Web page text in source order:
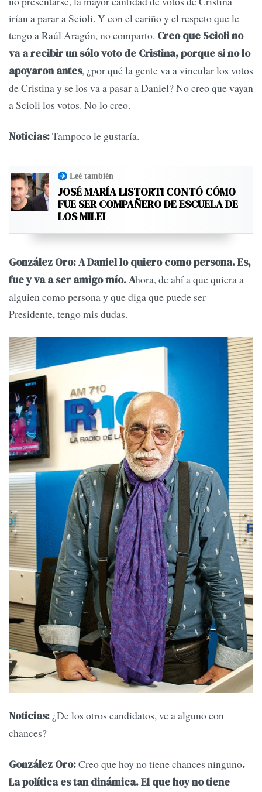
irían a parar a Scioli. Y con el cariño y el respeto que le
tengo a Raúl Aragón, no comparto. Creo que Scioli no
va a recibir un sólo voto de Cristina, porque si no lo
apoyaron antes, ¿por qué la gente va a vincular los votos
de Cristina y se los va a pasar a Daniel? No creo que vayan
a Scioli los votos. No lo creo.
Noticias:Tampoco le gustaría.
Leé también
JOSÉ MARÍA LISTORTI CONTÓ CÓMO
FUE SER COMPAÑERO DE ESCUELA DE
LOS MILEI
González Oro:A Daniel lo quiero como persona. Es,
fue y va a ser amigo mío. Ahora, de ahí a que quiera a
alguien como persona y que diga que puede ser
Presidente, tengo mis dudas.
Noticias: ¿De los otros candidatos, ve a alguno con
chances?
González Oro:Creo que hoy no tiene chances ninguno.
La política es tan dinámica. El que hoy no tiene